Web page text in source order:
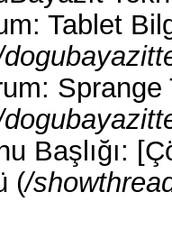
Tablet
Sprange
Başlığı:
(/